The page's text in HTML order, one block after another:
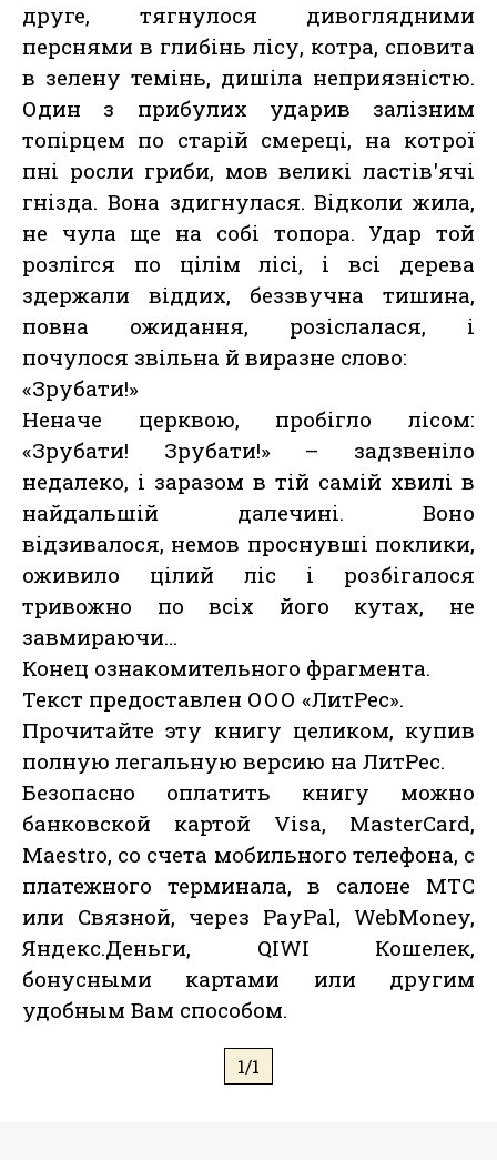
друге, тягнулося дивоглядними
перснями в глибінь лісу, котра, сповита
в зелену темінь, дишіла неприязністю.
Один з прибулих ударив залізним
топірцем по старій смереці, на котрої
пні росли гриби, мов великі ластів'ячі
гнізда. Вона здигнулася. Відколи жила,
не чула ще на собі топора. Удар той
розлігся по цілім лісі, і всі дерева
здержали віддих, беззвучна тишина,
повна ожидання, розіслалася, і
почулося звільна й виразне слово:
«Зрубати!»
Неначе церквою, пробігло лісом:
«Зрубати! Зрубати!» – задзвеніло
недалеко, і заразом в тій самій хвилі в
найдальшій далечині. Воно
відзивалося, немов проснувші поклики,
оживило цілий ліс і розбігалося
тривожно по всіх його кутах, не
завмираючи…
Конец ознакомительного фрагмента.
Текст предоставлен ООО «ЛитРес».
Прочитайте эту книгу целиком, купив
полную легальную версию на ЛитРес.
Безопасно оплатить книгу можно
банковской картой Visa, MasterCard,
Maestro, со счета мобильного телефона, с
платежного терминала, в салоне МТС
или Связной, через PayPal, WebMoney,
Яндекс.Деньги, QIWI Кошелек,
бонусными картами или другим
удобным Вам способом.
1/1